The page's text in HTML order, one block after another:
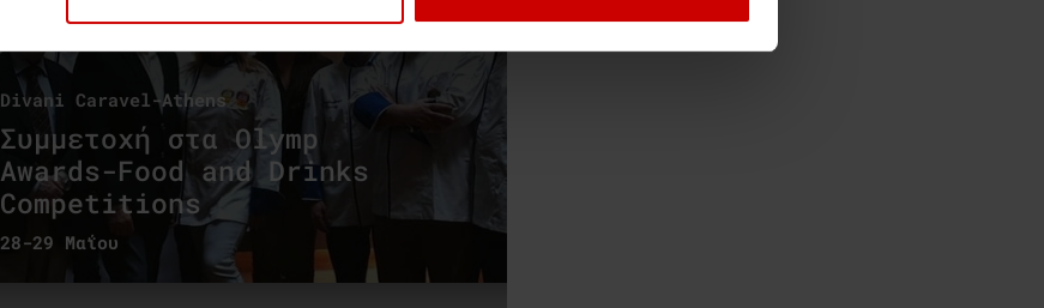
Divani Caravel-Athens
Συμμετοχή στα Olymp
Awards-Food and Drinks
Competitions
28-29 Μαΐου